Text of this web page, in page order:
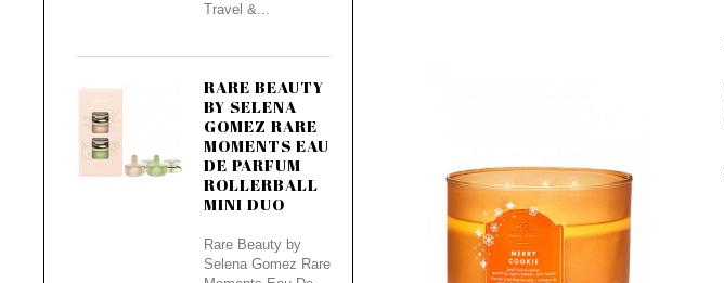
Travel &...
RARE BEAUTY
BY SELENA
GOMEZ RARE
MOMENTS EAU
DE PARFUM
ROLLERBALL
MINI DUO
Rare Beauty by
Selena Gomez Rare